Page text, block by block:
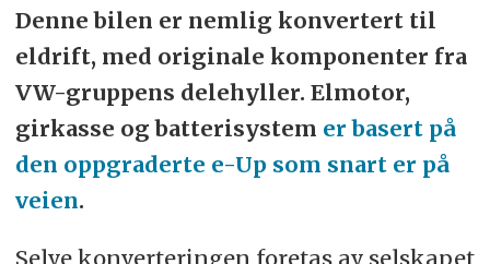
Denne bilen er nemlig konvertert til
eldrift, med originale komponenter fra
VW-gruppens delehyller. Elmotor,
girkasse og batterisystem er basert på
den oppgraderte e-Up som snart er på
veien.
Selve konverteringen foretas av selskapet